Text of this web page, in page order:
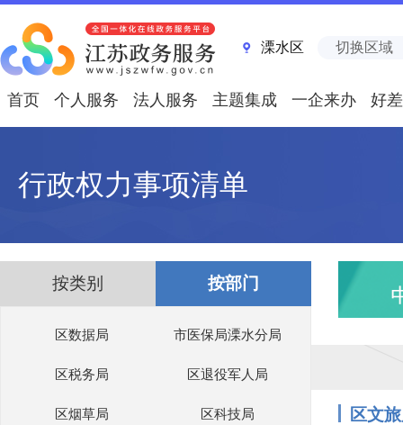
溧水区 切换区域
首页 个人服务 法人服务 主题集成 一企来办 好
行政权力事项清单
按类别 按部门
区数据局 市医保局溧水分局
区税务局 区退役军人局
区烟草局 区科技局 区文